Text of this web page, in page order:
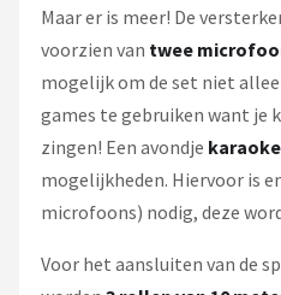
Maar er is meer! De
voorzien van twee
mogelijk om de set niet
games te gebruiken want je
zingen! Een avondje karaoke
mogelijkheden. Hiervoor is
microfoons) nodig, deze
Voor het aansluiten van de